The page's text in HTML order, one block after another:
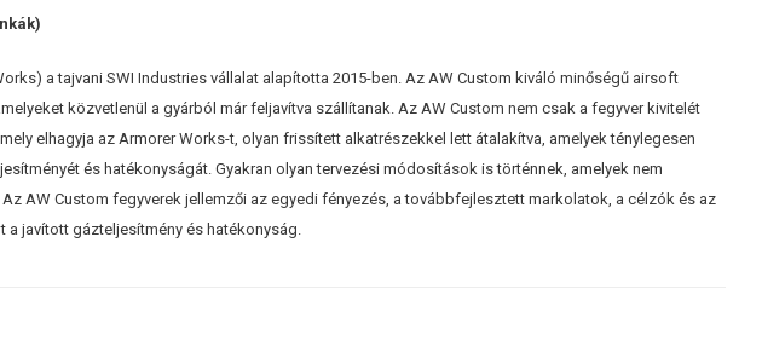
a tajvani SWI Industries vállalat alapította 2015-ben. Az AW Custom kiváló minőségű airsoft
közvetlenül a gyárból már feljavítva szállítanak. Az AW Custom nem csak a fegyver kivitelét
elhagyja az Armorer Works-t, olyan frissített alkatrészekkel lett átalakítva, amelyek ténylegesen
és hatékonyságát. Gyakran olyan tervezési módosítások is történnek, amelyek nem
AW Custom fegyverek jellemzői az egyedi fényezés, a továbbfejlesztett markolatok, a célzók és az
javított gázteljesítmény és hatékonyság.